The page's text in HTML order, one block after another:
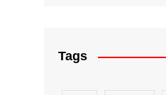
Tags